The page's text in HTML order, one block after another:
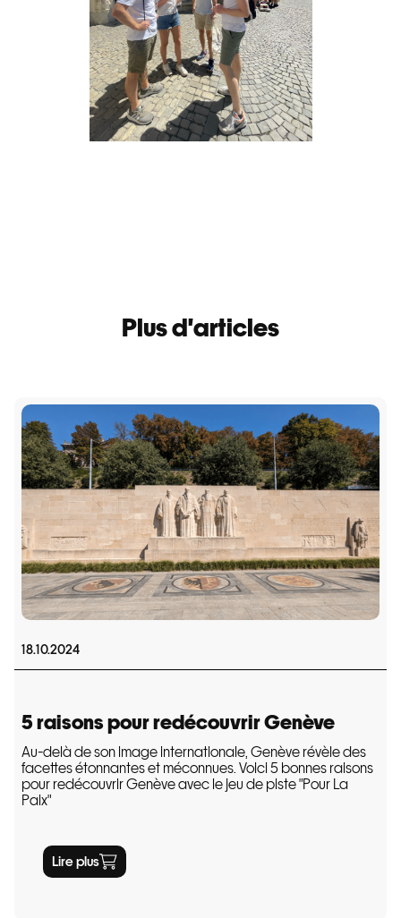
Plus d'articles
18.10.2024
5 raisons pour redécouvrir Genève
Au-delà de son image internationale, Genève révèle des
facettes étonnantes et méconnues. Voici 5 bonnes raisons
pour redécouvrir Genève avec le jeu de piste "Pour La
Paix"
Lire plus